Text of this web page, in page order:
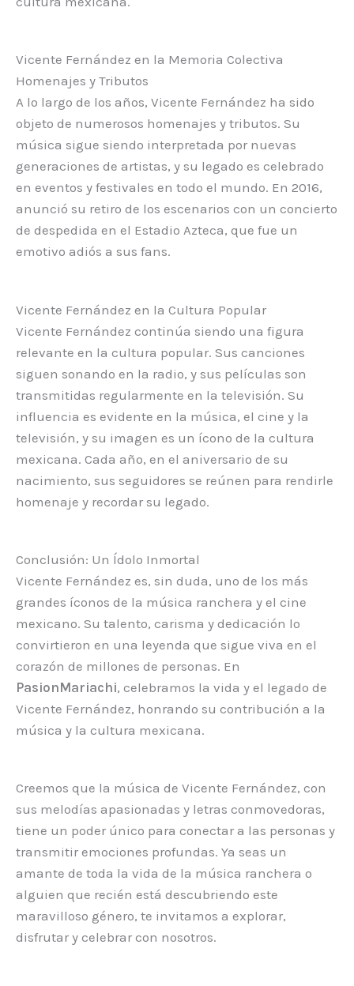
Vicente Fernández en la Memoria Colectiva
Homenajes y Tributos
A lo largo de los años, Vicente Fernández ha sido
objeto de numerosos homenajes y tributos. Su
música sigue siendo interpretada por nuevas
generaciones de artistas, y su legado es celebrado
en eventos y festivales en todo el mundo. En 2016,
anunció su retiro de los escenarios con un concierto
de despedida en el Estadio Azteca, que fue un
emotivo adiós a sus fans.
Vicente Fernández en la Cultura Popular
Vicente Fernández continúa siendo una figura
relevante en la cultura popular. Sus canciones
siguen sonando en la radio, y sus películas son
transmitidas regularmente en la televisión. Su
influencia es evidente en la música, el cine y la
televisión, y su imagen es un ícono de la cultura
mexicana. Cada año, en el aniversario de su
nacimiento, sus seguidores se reúnen para rendirle
homenaje y recordar su legado.
Conclusión: Un Ídolo Inmortal
Vicente Fernández es, sin duda, uno de los más
grandes íconos de la música ranchera y el cine
mexicano. Su talento, carisma y dedicación lo
convirtieron en una leyenda que sigue viva en el
corazón de millones de personas. En
PasionMariachi, celebramos la vida y el legado de
Vicente Fernández, honrando su contribución a la
música y la cultura mexicana.
Creemos que la música de Vicente Fernández, con
sus melodías apasionadas y letras conmovedoras,
tiene un poder único para conectar a las personas y
transmitir emociones profundas. Ya seas un
amante de toda la vida de la música ranchera o
alguien que recién está descubriendo este
maravilloso género, te invitamos a explorar,
disfrutar y celebrar con nosotros.